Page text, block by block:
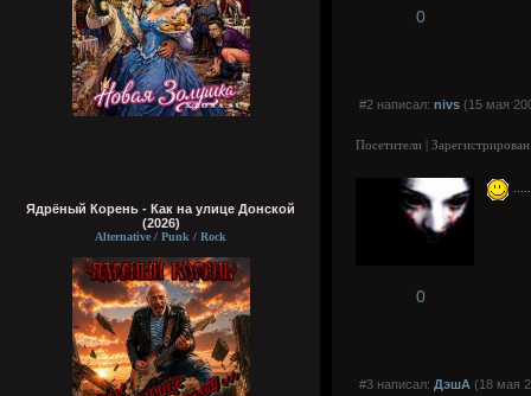
Ядрёный Корень - Как на улице Донской
(2026)
Alternative / Punk / Rock
0
#2 написал: nivs (15 мая
Посетители |
0
#3 написал: ДэшА (18 мая